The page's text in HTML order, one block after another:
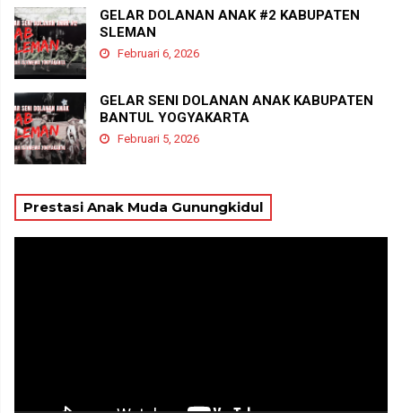
GELAR DOLANAN ANAK #2 KABUPATEN
SLEMAN
Februari 6, 2026
GELAR SENI DOLANAN ANAK KABUPATEN
BANTUL YOGYAKARTA
Februari 5, 2026
Prestasi Anak Muda Gunungkidul